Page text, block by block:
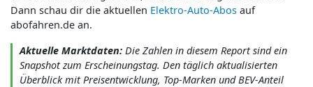
Dann schau dir die aktuellen Elektro-Auto-Abos auf
abofahren.de an.
Aktuelle Marktdaten: Die Zahlen in diesem Report sind ein
Snapshot zum Erscheinungstag. Den täglich aktualisierten
Überblick mit Preisentwicklung, Top-Marken und BEV-Anteil